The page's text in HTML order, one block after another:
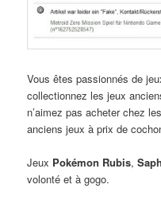
Vous êtes passionnés de
collectionnez les jeux
n’aimez pas acheter chez
anciens jeux à prix de
Jeux Pokémon Rubis,
volonté et à gogo.